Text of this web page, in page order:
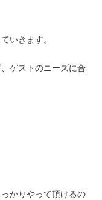
いきます。
ゲストのニーズに合
かりやって頂けるの